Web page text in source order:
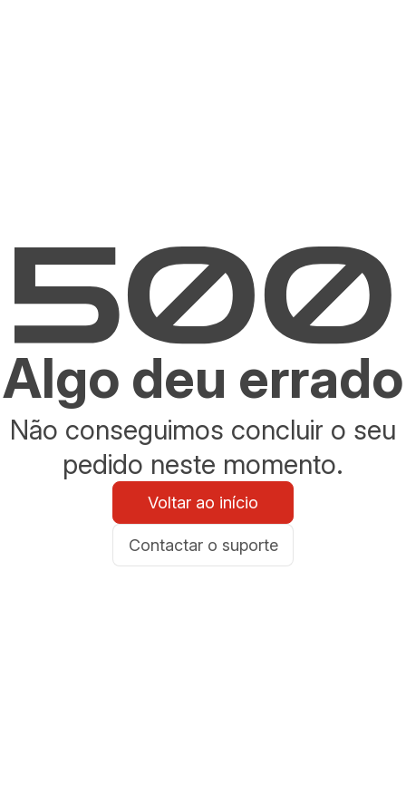
Algo deu errado
Não conseguimos concluir o seu
pedido neste momento.
Voltar ao início
Contactar o suporte